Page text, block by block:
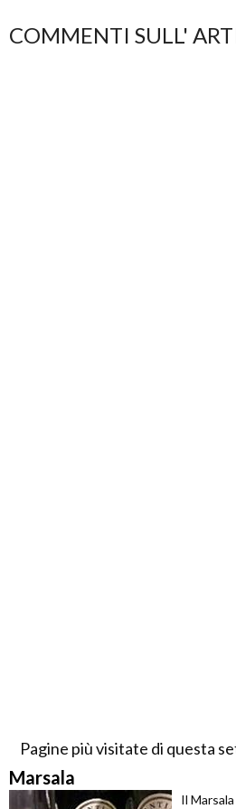
COMMENTI SULL'
Pagine più visitate di questa
Marsala
Il